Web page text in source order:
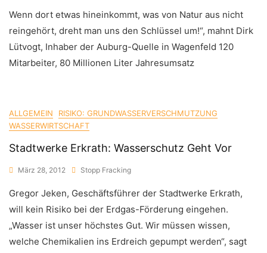
Wenn dort etwas hineinkommt, was von Natur aus nicht
reingehört, dreht man uns den Schlüssel um!“, mahnt Dirk
Lütvogt, Inhaber der Auburg-Quelle in Wagenfeld 120
Mitarbeiter, 80 Millionen Liter Jahresumsatz
ALLGEMEIN
RISIKO: GRUNDWASSERVERSCHMUTZUNG
WASSERWIRTSCHAFT
Stadtwerke Erkrath: Wasserschutz Geht Vor
März 28, 2012 Stopp Fracking
Gregor Jeken, Geschäftsführer der Stadtwerke Erkrath,
will kein Risiko bei der Erdgas-Förderung eingehen.
„Wasser ist unser höchstes Gut. Wir müssen wissen,
welche Chemikalien ins Erdreich gepumpt werden“, sagt